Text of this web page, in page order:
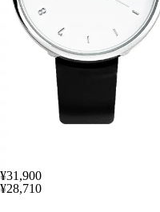
¥31,900
¥28,710